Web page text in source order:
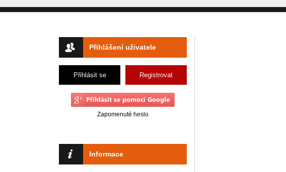
Přihlášení uživatele
Přihlásit se Registrovat
Zapomenuté heslo
Informace